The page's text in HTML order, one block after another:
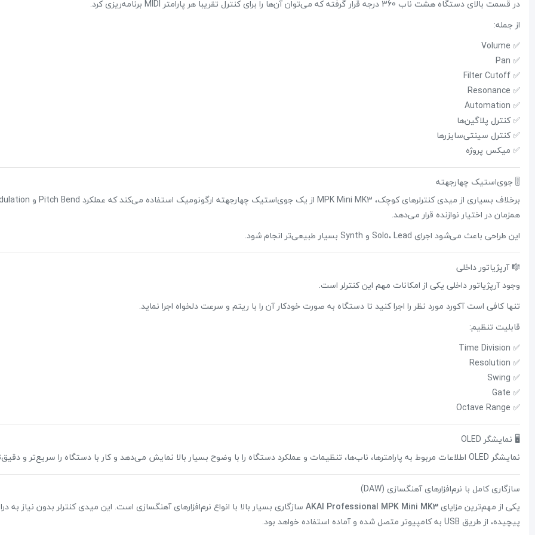
در قسمت بالای دستگاه هشت ناب 360 درجه قرار گرفته که می‌توان آن‌ها را برای کنترل تقریباً هر پارامتر MIDI برنامه‌ریزی کرد.
از جمله:
✅ Volume
✅ Pan
✅ Filter Cutoff
✅ Resonance
✅ Automation
✅ کنترل پلاگین‌ها
✅ کنترل سینتی‌سایزرها
✅ میکس پروژه
🎚 جوی‌استیک چهارجهته
همزمان در اختیار نوازنده قرار می‌دهد.
این طراحی باعث می‌شود اجرای Solo، Lead و Synth بسیار طبیعی‌تر انجام شود.
🎼 آرپژیاتور داخلی
وجود آرپژیاتور داخلی یکی از امکانات مهم این کنترلر است.
تنها کافی است آکورد مورد نظر را اجرا کنید تا دستگاه به صورت خودکار آن را با ریتم و سرعت دلخواه اجرا نماید.
قابلیت تنظیم:
✅ Time Division
✅ Resolution
✅ Swing
✅ Gate
✅ Octave Range
🖥 نمایشگر OLED
نمایشگر OLED اطلاعات مربوط به پارامترها، ناب‌ها، تنظیمات و عملکرد دستگاه را با وضوح بسیار بالا نمایش می‌دهد و کار با دستگاه را سریع‌تر و دقیق‌تر می‌کند.
سازگاری کامل با نرم‌افزارهای آهنگسازی (DAW)
یکی از مهم‌ترین مزایای AKAI Professional MPK Mini MK3 سازگاری بسیار بالا با انواع نرم‌افزارهای آهنگسازی است. این میدی کنترلر بدون نیاز به
پیچیده، از طریق USB به کامپیوتر متصل شده و آماده استفاده خواهد بود.